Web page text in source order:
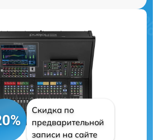
Скидка по
предварительной
записи на сайте